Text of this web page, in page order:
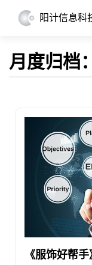
阳计信息科
月度归档：
《服饰好帮